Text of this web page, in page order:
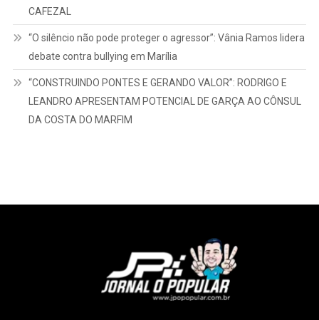
CAFEZAL
“O silêncio não pode proteger o agressor”: Vânia Ramos lidera
debate contra bullying em Marília
“CONSTRUINDO PONTES E GERANDO VALOR”: RODRIGO E
LEANDRO APRESENTAM POTENCIAL DE GARÇA AO CÔNSUL
DA COSTA DO MARFIM